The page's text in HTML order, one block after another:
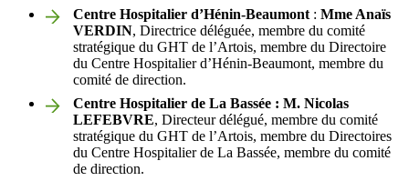
Centre Hospitalier d’Hénin-Beaumont : Mme Anaïs
VERDIN, Directrice déléguée, membre du comité
stratégique du GHT de l’Artois, membre du Directoire
du Centre Hospitalier d’Hénin-Beaumont, membre du
comité de direction.
Centre Hospitalier de La Bassée : M. Nicolas
LEFEBVRE, Directeur délégué, membre du comité
stratégique du GHT de l’Artois, membre du Directoires
du Centre Hospitalier de La Bassée, membre du comité
de direction.